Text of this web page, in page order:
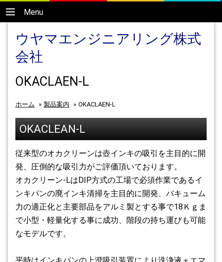
Menu
ウヤマエンジニアリング株式
会社
OKACLAEN-L
ホーム » 製品案内 » OKACLAEN-L
OKACLEAN-L
従来型のオカクリーンは壺インキの吸引を主目的に開
発、圧倒的な吸引力がご評価頂いております。
オカクリーン-LはDIP方式の工場で必須作業であるイ
ンキパンの廃インキ清掃を主目的に開発、バキューム
力の適正化と主要部品をアルミ製とする事で18Ｋｇま
で小型・軽量化する事に成功、階段の持ち運びも可能
なモデルです。